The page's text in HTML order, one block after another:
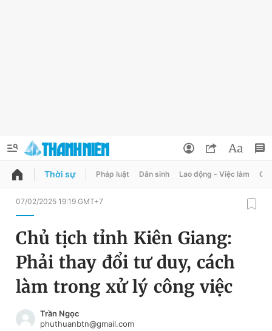
QUẢNG CÁO
Chuyên mục
Chuyên mục khác
Chào ngày mới
Đổi mật khẩu
Tin đã lưu
Thời sự Pháp luật Dân sinh Lao động - Việc làm
07/02/2025 19:19 GMT+7
Chủ tịch tỉnh Kiên Giang:
Phải thay đổi tư duy, cách
làm trong xử lý công việc
Trần Ngọc
phuthuanbtn@gmail.com